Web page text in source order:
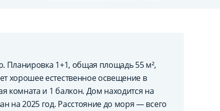
Планировка 1+1, общая площадь 55 м²,
хорошее естественное освещение в
комната и 1 балкон. Дом находится на
на 2025 год. Расстояние до моря — всего